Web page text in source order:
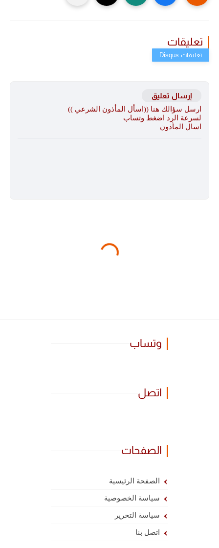
تعليقات
إرسال تعليق
ارسل سؤالك هنا ((اسأل المأذون الشرعي ))
لسرعة الرد اضغط وتساب
اسال المأذون
وتساب
اتصل
الصفحات
الصفحة الرئيسية
سياسة الخصوصية
سياسة التحرير
اتصل بنا